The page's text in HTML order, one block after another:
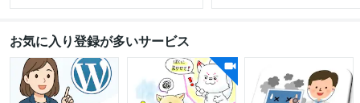
お気に入り登録が多いサービス